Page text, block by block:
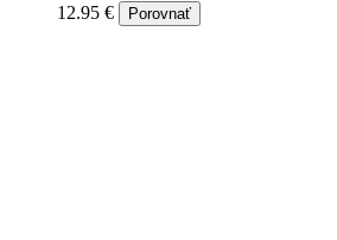
12.95 € Porovnať